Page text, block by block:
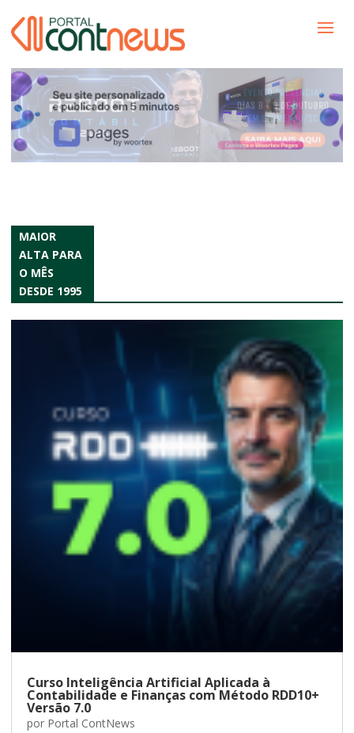
MAIOR
ALTA PARA
O MÊS
DESDE 1995
Curso Inteligência Artificial Aplicada à
Contabilidade e Finanças com Método RDD10+
Versão 7.0
por Portal ContNews